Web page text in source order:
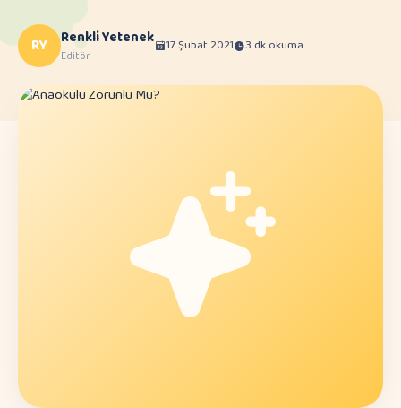
RY Renkli Yetenek
Editör
17 Şubat 2021 3 dk okuma